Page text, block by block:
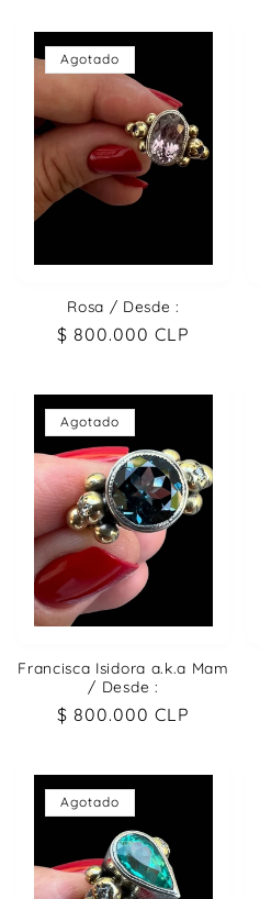
Agotado
Rosa / Desde :
Precio
$ 800.000 CLP
Agotado
Francisca Isidora a.k.a Mam
/ Desde :
Precio
$ 800.000 CLP
Agotado